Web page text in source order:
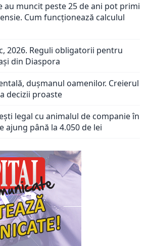
au muncit peste 25 de ani pot primi
Cum funcționează calculul
2026. Reguli obligatorii pentru
din Diaspora
dușmanul oamenilor. Creierul
decizii proaste
legal cu animalul de companie în
ajung până la 4.050 de lei